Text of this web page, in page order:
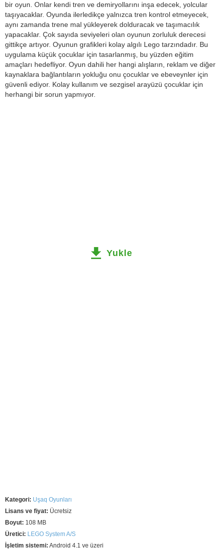
bir oyun. Onlar kendi tren ve demiryollarını inşa edecek, yolcular
taşıyacaklar. Oyunda ilerledikçe yalnızca tren kontrol etmeyecek,
aynı zamanda trene mal yükleyerek dolduracak ve taşımacılık
yapacaklar. Çok sayıda seviyeleri olan oyunun zorluluk derecesi
gittikçe artıyor. Oyunun grafikleri kolay algılı Lego tarzındadır. Bu
uygulama küçük çocuklar için tasarlanmış, bu yüzden eğitim
amaçları hedefliyor. Oyun dahili her hangi alışların, reklam ve diğer
kaynaklara bağlantıların yokluğu onu çocuklar ve ebeveynler için
güvenli ediyor. Kolay kullanım ve sezgisel arayüzü çocuklar için
herhangi bir sorun yapmıyor.
Yukle
Kategori: Uşaq Oyunları
Lisans ve fiyat: Ücretsiz
Boyut: 108 MB
Üretici: LEGO System A/S
İşletim sistemi: Android 4.1 ve üzeri